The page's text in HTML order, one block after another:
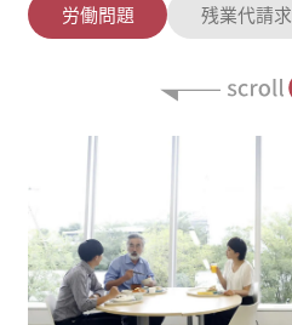
労働問題 残業代請求